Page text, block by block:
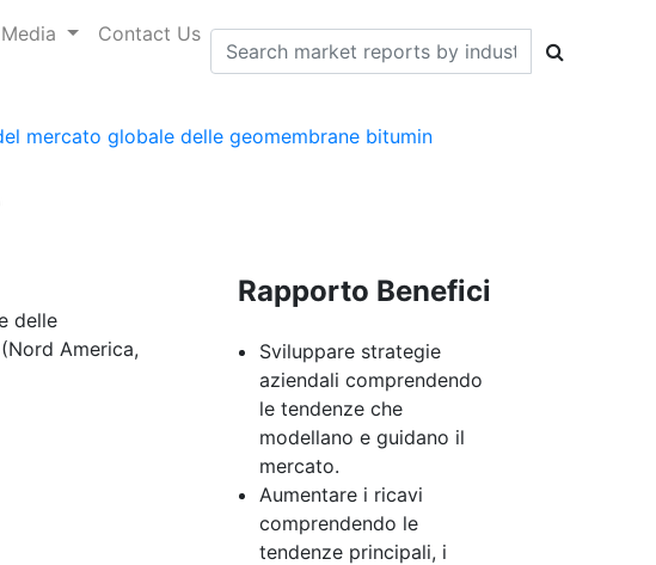
Media Contact Us
mercato globale delle geomembrane bitumin
delle
America,
Rapporto Benefici
Sviluppare strategie
aziendali comprendendo
le tendenze che
modellano e guidano il
mercato.
Aumentare i ricavi
comprendendo le
tendenze principali, i